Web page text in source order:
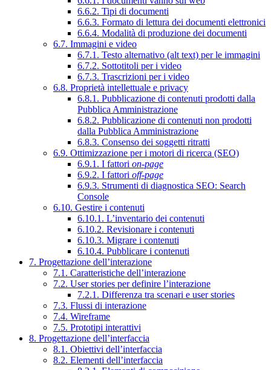
6.6.2. Tipi di documenti
6.6.3. Formato di lettura dei documenti elettronici
6.6.4. Modalità di produzione dei documenti
6.7. Immagini e video
6.7.1. Testo alternativo (alt text) per le immagini
6.7.2. Sottotitoli per i video
6.7.3. Trascrizioni per i video
6.8. Proprietà intellettuale e privacy
6.8.1. Pubblicazione di contenuti prodotti dalla
Pubblica Amministrazione
6.8.2. Pubblicazione di contenuti non prodotti
dalla Pubblica Amministrazione
6.8.3. Consenso dei soggetti ritratti
6.9. Ottimizzazione per i motori di ricerca (SEO)
6.9.1. I fattori on-page
6.9.2. I fattori off-page
6.9.3. Strumenti di diagnostica SEO: Search
Console
6.10. Gestire i contenuti
6.10.1. L’inventario dei contenuti
6.10.2. Revisionare i contenuti
6.10.3. Migrare i contenuti
6.10.4. Pubblicare i contenuti
7. Progettazione dell’interazione
7.1. Caratteristiche dell’interazione
7.2. User stories per definire l’interazione
7.2.1. Differenza tra scenari e user stories
7.3. Flussi di interazione
7.4. Wireframe
7.5. Prototipi interattivi
8. Progettazione dell’interfaccia
8.1. Obiettivi dell’interfaccia
8.2. Elementi dell’interfaccia